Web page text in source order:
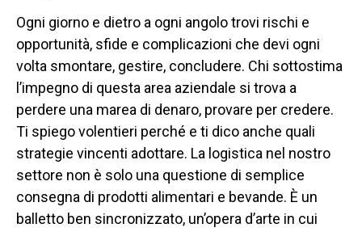
Ogni giorno e dietro a ogni angolo trovi rischi e
opportunità, sfide e complicazioni che devi ogni
volta smontare, gestire, concludere. Chi sottostima
l’impegno di questa area aziendale si trova a
perdere una marea di denaro, provare per credere.
Ti spiego volentieri perché e ti dico anche quali
strategie vincenti adottare. La logistica nel nostro
settore non è solo una questione di semplice
consegna di prodotti alimentari e bevande. È un
balletto ben sincronizzato, un’opera d’arte in cui